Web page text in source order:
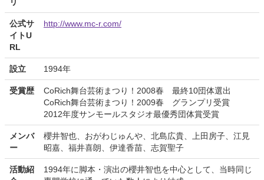
公式サ
イトU
RL
http://www.mc-r.com/
設立 1994年
受賞歴
CoRich舞台芸術まつり！2008春 最終10団体選出
CoRich舞台芸術まつり！2009春 グランプリ受賞
2012年度サンモールスタジオ最優秀団体賞受賞
メンバ
ー
櫻井智也、おがわじゅんや、北島広貴、上田房子、江見
昭嘉、福井喜朗、伊達香苗、志賀聖子
活動紹
1994年に脚本・演出の櫻井智也を中心として、当時同じ